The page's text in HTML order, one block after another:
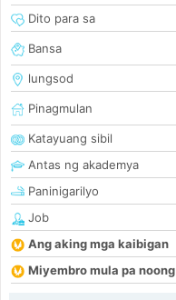
Dito para sa
Bansa
lungsod
Pinagmulan
Katayuang sibil
Antas ng akademya
Paninigarilyo
Job
Ang aking mga kaibigan
Miyembro mula pa noong